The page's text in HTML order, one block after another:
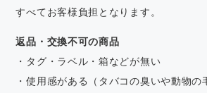
すべてお客様負担となります。
返品・交換不可の商品
・タグ・ラベル・箱などが無い
・使用感がある（タバコの臭いや動物の